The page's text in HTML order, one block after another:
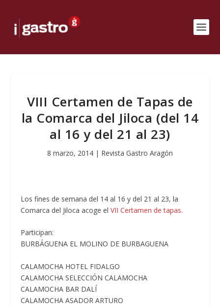
VIII Certamen de Tapas de
la Comarca del Jiloca (del 14
al 16 y del 21 al 23)
8 marzo, 2014 | Revista Gastro Aragón
Los fines de semana del 14 al 16 y del 21 al 23, la
Comarca del Jiloca acoge elVII Certamen de tapas.
Participan:
BURBÁGUENA EL MOLINO DE BURBAGUENA
CALAMOCHA HOTEL FIDALGO
CALAMOCHA SELECCIÓN CALAMOCHA
CALAMOCHA BAR DALÍ
CALAMOCHA ASADOR ARTURO